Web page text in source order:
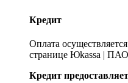
Кредит
Оплата
странице Юkassa |
Кредит